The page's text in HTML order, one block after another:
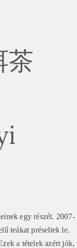
茶
egy részét. 2007-
teákat préseltek le.
a tételek azért jók,